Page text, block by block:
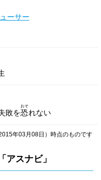
ーサー
敗を恐
おそ
れない
年03月08日）時点のものです
アスナビ」